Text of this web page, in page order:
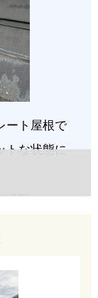
ート屋根で
トな状態に